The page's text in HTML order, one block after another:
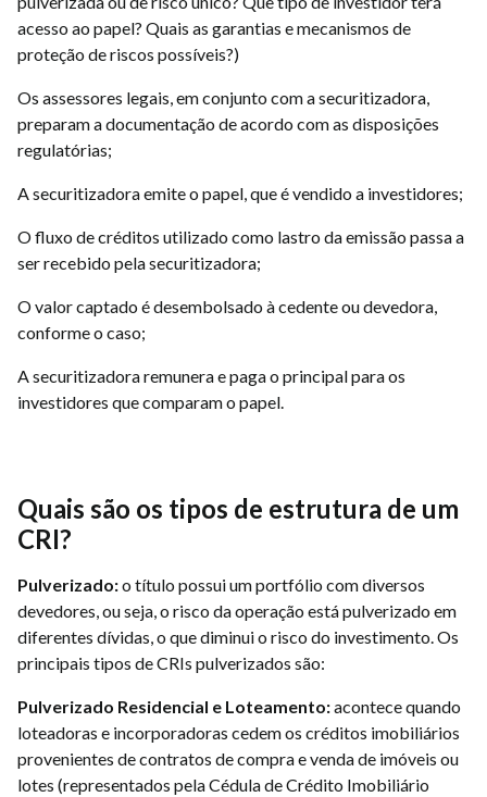
acesso ao papel? Quais as garantias e mecanismos de
proteção de riscos possíveis?)
Os assessores legais, em conjunto com a securitizadora,
preparam a documentação de acordo com as disposições
regulatórias;
A securitizadora emite o papel, que é vendido a investidores;
O fluxo de créditos utilizado como lastro da emissão passa a
ser recebido pela securitizadora;
O valor captado é desembolsado à cedente ou devedora,
conforme o caso;
A securitizadora remunera e paga o principal para os
investidores que comparam o papel.
Quais são os tipos de estrutura de um
CRI?
Pulverizado:o título possui um portfólio com diversos
devedores, ou seja, o risco da operação está pulverizado em
diferentes dívidas, o que diminui o risco do investimento. Os
principais tipos de CRIs pulverizados são:
Pulverizado Residencial e Loteamento:acontece quando
loteadoras e incorporadoras cedem os créditos imobiliários
provenientes de contratos de compra e venda de imóveis ou
lotes (representados pela Cédula de Crédito Imobiliário